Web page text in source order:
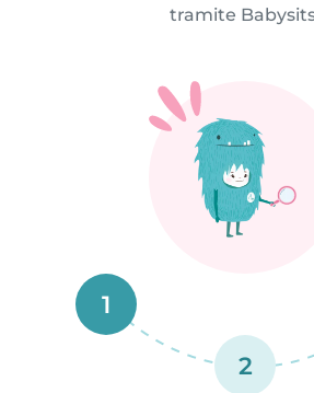
tramite
1
2